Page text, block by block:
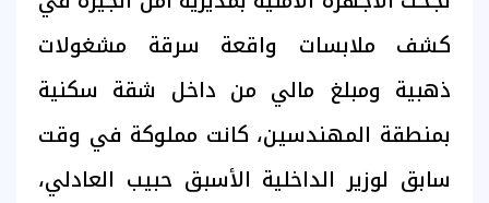
كشف ملابسات واقعة سرقة مشغولات
ذهبية ومبلغ مالي من داخل شقة سكنية
بمنطقة المهندسين، كانت مملوكة في وقت
سابق لوزير الداخلية الأسبق حبيب العادلي،